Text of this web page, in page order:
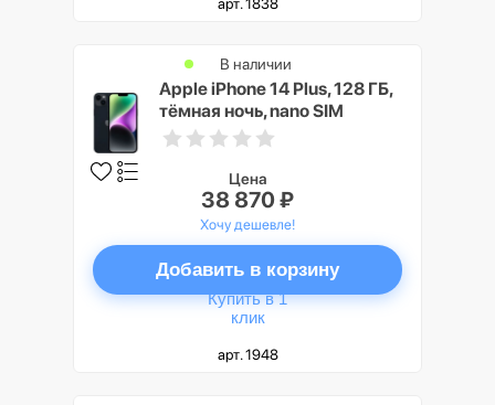
Apple iPhone 14 Plus, 128 ГБ,
тёмная ночь, nano SIM
В наличии
Цена
38 870 ₽
Хочу дешевле!
Добавить в корзину
Купить в 1
клик
арт. 1948